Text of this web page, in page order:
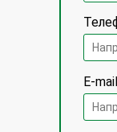
E-mail